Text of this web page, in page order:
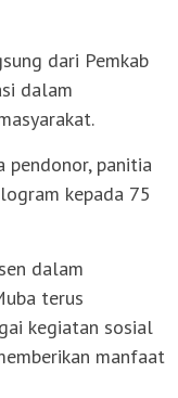
dari Pemkab
dalam
pendonor, panitia
kepada 75
dalam
terus
kegiatan sosial
manfaat